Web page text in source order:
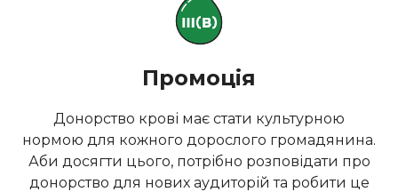
Промоція
Донорство крові має стати культурною
нормою для кожного дорослого громадянина.
Аби досягти цього, потрібно розповідати про
донорство для нових аудиторій та робити це